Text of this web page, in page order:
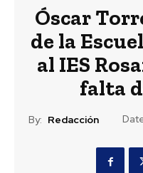
Portada
Actualidad
Cádiz se
más a la
fomento
de latas
Óscar
de la
al IES
falta
By: Redacción